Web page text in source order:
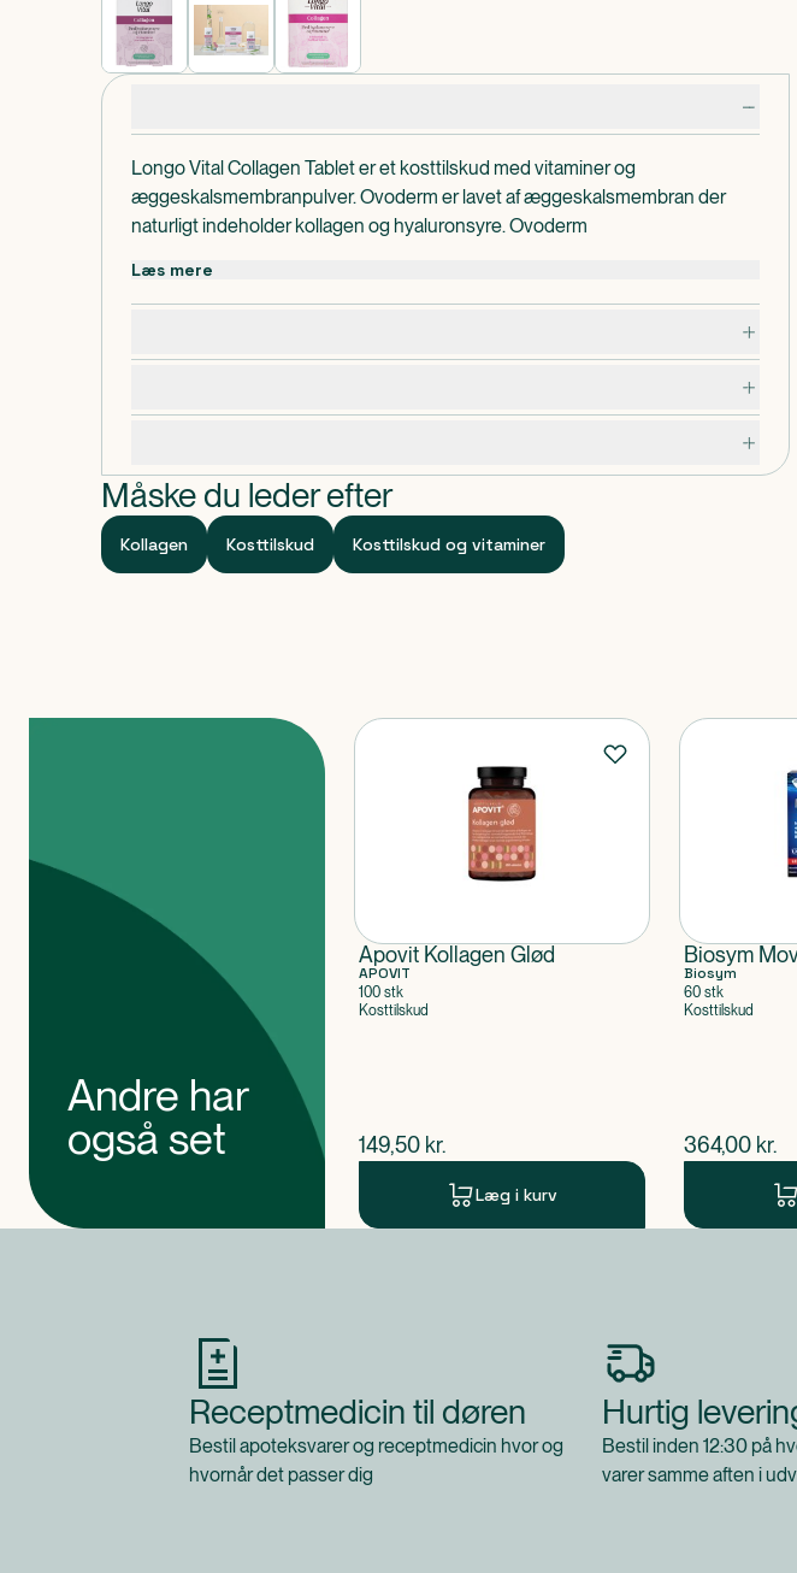
Longo Vital Collagen Tablet er et kosttilskud med vitaminer og
æggeskalsmembranpulver. Ovoderm er lavet af æggeskalsmembran der
naturligt indeholder kollagen og hyaluronsyre. Ovoderm
hudens fasthed. Kliniske studier viser effekt ved anvendelse af Ovoderm
æggeskalsmembran efter 60 dage.
Læs mere
Måske du leder efter
Kollagen Kosttilskud Kosttilskud og vitaminer
Andre har
også set
Apovit Kollagen Glød
APOVIT
100 stk
Kosttilskud
$nuværende pris
149,50 kr.
Læg i kurv
Biosym
Biosym
60 stk
Kosttilskud
$
364,00 kr.
Receptmedicin til døren
Bestil apoteksvarer og receptmedicin hvor og
hvornår det passer dig
Hurtig
Bestil inden 12:30 på
varer samme aften i